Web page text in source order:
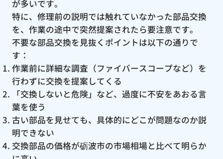
が多いです。
特に、修理前の説明では触れていなかった部品交換
を、作業の途中で突然提案されたら要注意です。
不要な部品交換を見抜くポイントは以下の通りで
す：
作業前に詳細な調査（ファイバースコープなど）を
行わずに交換を提案してくる
「交換しないと危険」など、過度に不安をあおる言
葉を使う
古い部品を見せても、具体的にどこが問題なのか説
明できない
交換部品の価格が砺波市の市場相場と比べて明らか